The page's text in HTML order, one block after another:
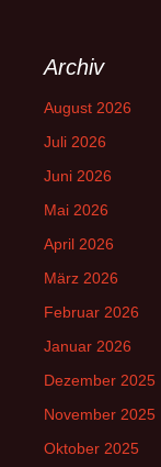
Archiv
August 2026
Juli 2026
Juni 2026
Mai 2026
April 2026
März 2026
Februar 2026
Januar 2026
Dezember 2025
November 2025
Oktober 2025